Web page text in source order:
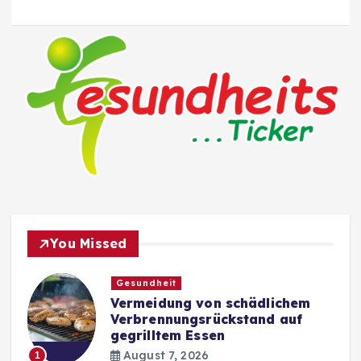
You Missed
1
Gesundheit
Vermeidung von schädlichem
Verbrennungsrückstand auf
gegrilltem Essen
August 7, 2026